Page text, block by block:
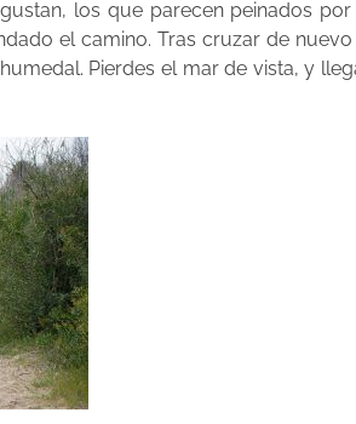
los que parecen peinados por
el camino. Tras cruzar de nuevo
Pierdes el mar de vista, y